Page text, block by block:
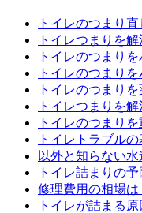
トイレのつまり
トイレつまりを
トイレのつまり
トイレのつまり
トイレのつまり
トイレつまりを
トイレのつまり
トイレトラブル
以外と知らない
トイレ詰まりの
修理費用の相場は
トイレが詰まる原